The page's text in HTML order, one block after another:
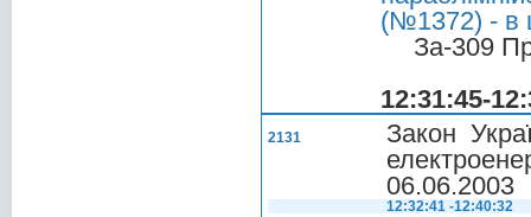
(№1372) - в
За-309
12:31:45-
2131
Закон
06.06.2003
12:32:41 -12:40:32